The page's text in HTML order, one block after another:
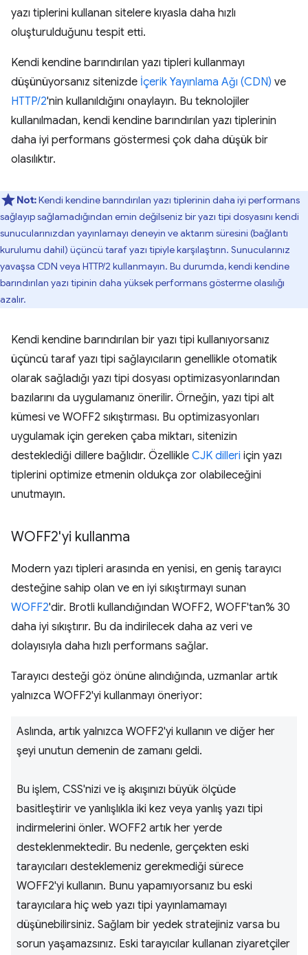
yazı tiplerini kullanan sitelere kıyasla daha hızlı
oluşturulduğunu tespit etti.
Kendi kendine barındırılan yazı tipleri kullanmayı
düşünüyorsanız sitenizde İçerik Yayınlama Ağı (CDN) ve
HTTP/2'nin kullanıldığını onaylayın. Bu teknolojiler
kullanılmadan, kendi kendine barındırılan yazı tiplerinin
daha iyi performans göstermesi çok daha düşük bir
olasılıktır.
Not:Kendi kendine barındırılan yazı tiplerinin daha iyi performans
sağlayıp sağlamadığından emin değilseniz bir yazı tipi dosyasını kendi
sunucularınızdan yayınlamayı deneyin ve aktarım süresini (bağlantı
kurulumu dahil) üçüncü taraf yazı tipiyle karşılaştırın. Sunucularınız
yavaşsa CDN veya HTTP/2 kullanmayın. Bu durumda, kendi kendine
barındırılan yazı tipinin daha yüksek performans gösterme olasılığı
azalır.
Kendi kendine barındırılan bir yazı tipi kullanıyorsanız
üçüncü taraf yazı tipi sağlayıcıların genellikle otomatik
olarak sağladığı yazı tipi dosyası optimizasyonlarından
bazılarını da uygulamanız önerilir. Örneğin, yazı tipi alt
kümesi ve WOFF2 sıkıştırması. Bu optimizasyonları
uygulamak için gereken çaba miktarı, sitenizin
desteklediği dillere bağlıdır. Özellikle CJK dilleri için yazı
tiplerini optimize etmenin oldukça zor olabileceğini
unutmayın.
WOFF2'yi kullanma
Modern yazı tipleri arasında en yenisi, en geniş tarayıcı
desteğine sahip olan ve en iyi sıkıştırmayı sunan
WOFF2'dir. Brotli kullandığından WOFF2, WOFF'tan% 30
daha iyi sıkıştırır. Bu da indirilecek daha az veri ve
dolayısıyla daha hızlı performans sağlar.
Tarayıcı desteği göz önüne alındığında, uzmanlar artık
yalnızca WOFF2'yi kullanmayı öneriyor:
Aslında, artık yalnızca WOFF2'yi kullanın ve diğer her
şeyi unutun demenin de zamanı geldi.
Bu işlem, CSS'nizi ve iş akışınızı büyük ölçüde
basitleştirir ve yanlışlıkla iki kez veya yanlış yazı tipi
indirmelerini önler. WOFF2 artık her yerde
desteklenmektedir. Bu nedenle, gerçekten eski
tarayıcıları desteklemeniz gerekmediği sürece
WOFF2'yi kullanın. Bunu yapamıyorsanız bu eski
tarayıcılara hiç web yazı tipi yayınlamamayı
düşünebilirsiniz. Sağlam bir yedek stratejiniz varsa bu
sorun yaşamazsınız. Eski tarayıcılar kullanan ziyaretçiler